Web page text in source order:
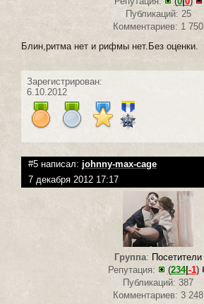
Публикаций: 25
Комментариев: 1 750
Блин,ритма нет и рифмы нет.Без оценки.
Зарегистрирован:
6.10.2012
#5 написал: johnny-max-cage
7 декабря 2012 17:17
Группа: Посетители
Репутация:
(234| -1)
Публикаций: 387
Комментариев: 3 248